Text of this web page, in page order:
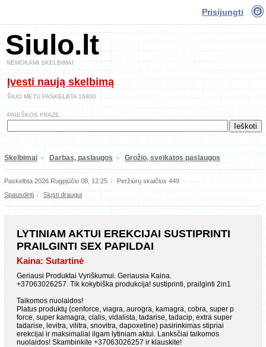
Prisijungti
Siulo.lt
NEMOKAMI SKELBIMAI
Įvesti naują skelbimą
ŠIUO METU PASKELBTA 16800
PAIEŠKOS FRAZĖ
Skelbimai » Darbas, paslaugos » Grožio, sveikatos paslaugos
Paskelbta 2026 Rugpjūčio 08, 12:25 |
Peržiūrų skaičius 449
Spausdinti | Siųsti draugui
LYTINIAM AKTUI EREKCIJAI SUSTIPRINTI
PRAILGINTI SEX PAPILDAI
Kaina: Sutartinė
Geriausi Produktai Vyriškumui. Geriausia Kaina.
+37063026257. Tik kokybiška produkcija! sustiprinti, prailginti 2in1
Taikomos nuolaidos!
Platus produktų (cenforce, viagra, aurogra, kamagra, cobra, super p
force, super kamagra, cialis, vidalista, tadarise, tadacip, extra super
tadarise, levitra, vilitra, snovitra, dapoxetine) pasirinkimas stipriai
erekcijai ir maksimaliai ilgam lytiniam aktui. Lanksčiai taikomos
nuolaidos! Skambinkite +37063026257 ir klauskite!